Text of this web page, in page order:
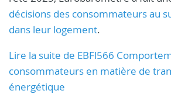
décisions des consommateurs au
dans leur logement.
Lire la suite de EBFl566
consommateurs en matière de
énergétique